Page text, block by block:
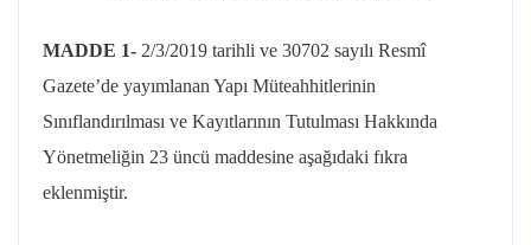
MADDE 1- 2/3/2019 tarihli ve 30702 sayılı Resmî
Gazete’de yayımlanan Yapı Müteahhitlerinin
Sınıflandırılması ve Kayıtlarının Tutulması Hakkında
Yönetmeliğin 23 üncü maddesine aşağıdaki fıkra
eklenmiştir.